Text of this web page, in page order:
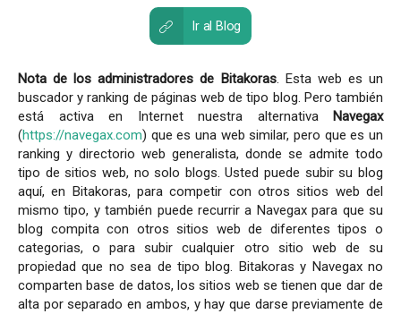
Ir al Blog
Nota de los administradores de Bitakoras. Esta web es un
buscador y ranking de páginas web de tipo blog. Pero también
está activa en Internet nuestra alternativa Navegax
(https://navegax.com) que es una web similar, pero que es un
ranking y directorio web generalista, donde se admite todo
tipo de sitios web, no solo blogs. Usted puede subir su blog
aquí, en Bitakoras, para competir con otros sitios web del
mismo tipo, y también puede recurrir a Navegax para que su
blog compita con otros sitios web de diferentes tipos o
categorias, o para subir cualquier otro sitio web de su
propiedad que no sea de tipo blog. Bitakoras y Navegax no
comparten base de datos, los sitios web se tienen que dar de
alta por separado en ambos, y hay que darse previamente de